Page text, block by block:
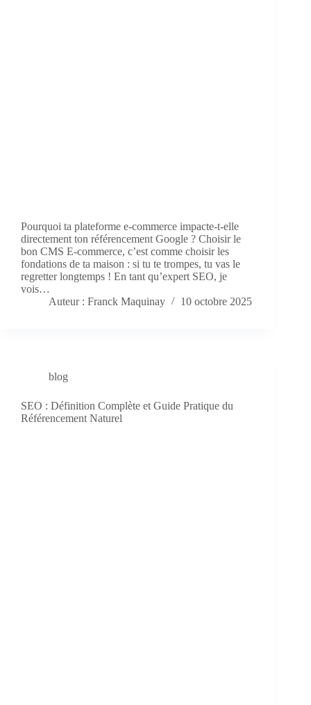
Pourquoi ta plateforme e-commerce impacte-t-elle
directement ton référencement Google ? Choisir le
bon CMS E-commerce, c’est comme choisir les
fondations de ta maison : si tu te trompes, tu vas le
regretter longtemps ! En tant qu’expert SEO, je
vois…
Auteur : Franck Maquinay
10 octobre 2025
blog
SEO : Définition Complète et Guide Pratique du
Référencement Naturel